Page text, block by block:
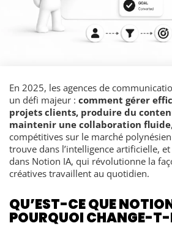
En 2025, les agences de
un défi majeur : comment gérer
projets clients, produire du
maintenir une collaboration fluide
compétitives sur le marché polynésien
trouve dans l’intelligence artificielle,
dans Notion IA, qui révolutionne la
créatives travaillent au quotidien.
QU’EST-CE QUE
POURQUOI CHANGE-T-